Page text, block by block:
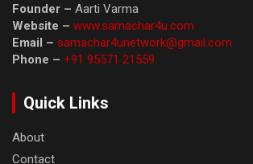
Founder – Aarti Varma
Website – www.samachar4u.com
Email – samachar4unetwork@gmail.com
Phone – +91 95571 21559
Quick Links
About
Contact